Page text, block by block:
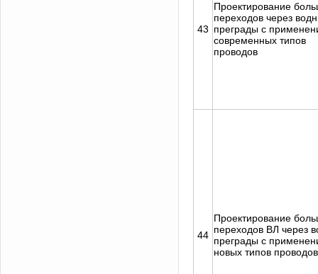
43
Проектирование
переходов через
преграды с
современных типов
проводов
44
Проектирование
переходов ВЛ через
преграды с
новых типов проводов